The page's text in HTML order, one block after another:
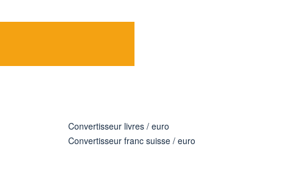
Convertisseur livres / euro
Convertisseur franc suisse / euro